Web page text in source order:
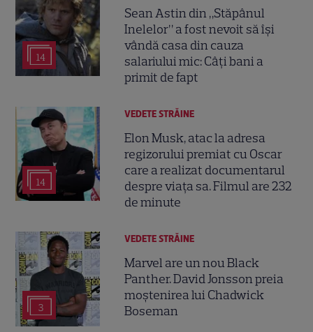
14
Sean Astin din „Stăpânul
Inelelor” a fost nevoit să își
vândă casa din cauza
salariului mic: Câți bani a
primit de fapt
14
VEDETE STRĂINE
Elon Musk, atac la adresa
regizorului premiat cu Oscar
care a realizat documentarul
despre viața sa. Filmul are 232
de minute
3
VEDETE STRĂINE
Marvel are un nou Black
Panther. David Jonsson preia
moștenirea lui Chadwick
Boseman